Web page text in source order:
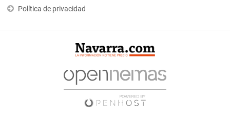
Política de privacidad